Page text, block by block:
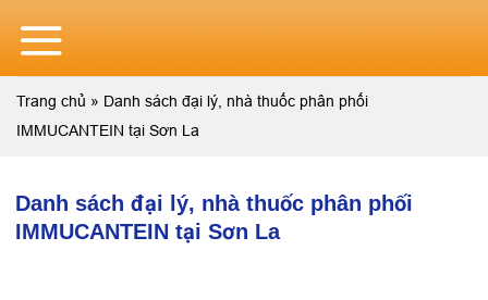
content
Trang chủ » Danh sách đại lý, nhà thuốc phân phối
IMMUCANTEIN tại Sơn La
Danh sách đại lý, nhà thuốc phân phối
IMMUCANTEIN tại Sơn La